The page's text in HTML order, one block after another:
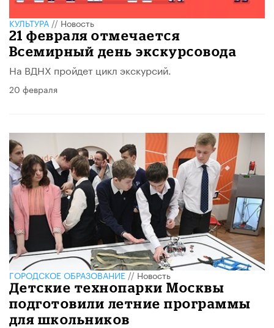
КУЛЬТУРА//Новость
21 февраля отмечается
Всемирный день экскурсовода
На ВДНХ пройдет цикл экскурсий.
20 февраля
ГОРОДСКОЕ ОБРАЗОВАНИЕ//Новость
​Детские технопарки Москвы
подготовили летние программы
для школьников